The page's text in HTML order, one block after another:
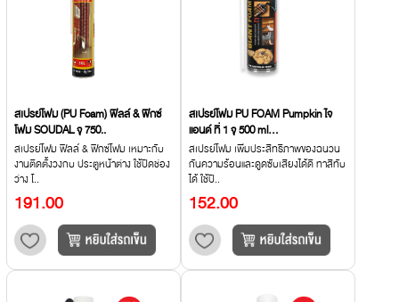
สเปรย์โฟม (PU Foam) ฟิลล์ & ฟิกซ์
โฟม SOUDAL จุ 750..
สเปรย์โฟม ฟิลล์ & ฟิกซ์โฟม เหมาะกับ
งานติดตั้งวงกบ ประตูหน้าต่าง ใช้ปิดช่อง
ว่าง โ..
191.00
สเปรย์โฟม PU FOAM Pumpkin ไจ
แอนด์ ที่ 1 จุ 500 ml...
สเปรย์โฟม เพิ่มประสิทธิภาพของฉนวน
กันความร้อนและดูดซับเสียงได้ดี ทาสีทับ
ได้ ใช้ปิ..
152.00